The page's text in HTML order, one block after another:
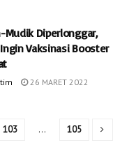
Mudik Diperlonggar,
Vaksinasi Booster
26 MARET 2022
103 … 105